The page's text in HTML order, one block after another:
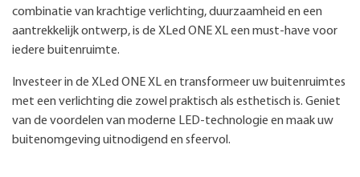
combinatie van krachtige verlichting, duurzaamheid en een
aantrekkelijk ontwerp, is de XLed ONE XL een must-have voor
iedere buitenruimte.
Investeer in de XLed ONE XL en transformeer uw buitenruimtes
met een verlichting die zowel praktisch als esthetisch is. Geniet
van de voordelen van moderne LED-technologie en maak uw
buitenomgeving uitnodigend en sfeervol.